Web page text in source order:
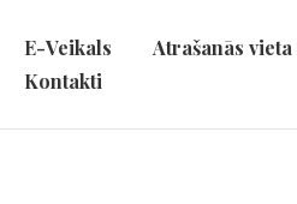
E-Veikals
Atrašanās vieta
Kontakti